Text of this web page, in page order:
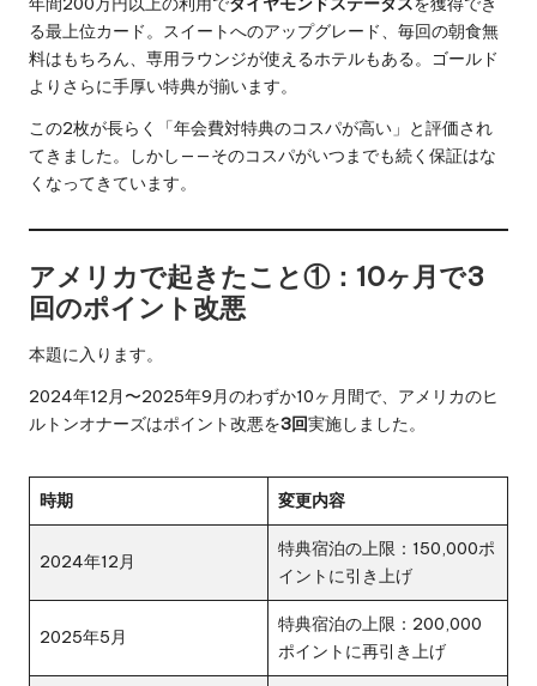
る最上位カード。スイートへのアップグレード、毎回の朝食無
料はもちろん、専用ラウンジが使えるホテルもある。ゴールド
よりさらに手厚い特典が揃います。
この2枚が長らく「年会費対特典のコスパが高い」と評価され
てきました。しかし——そのコスパがいつまでも続く保証はな
くなってきています。
アメリカで起きたこと①：10ヶ月で3
回のポイント改悪
本題に入ります。
2024年12月〜2025年9月のわずか10ヶ月間で、アメリカのヒ
ルトンオナーズはポイント改悪を3回実施しました。
時期 変更内容
2024年12月
特典宿泊の上限：150,000ポ
イントに引き上げ
2025年5月
特典宿泊の上限：200,000
ポイントに再引き上げ